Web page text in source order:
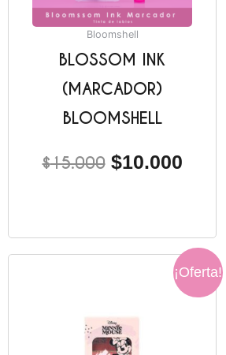
Bloomshell
BLOSSOM INK
(MARCADOR)
BLOOMSHELL
$15.000 $10.000
¡Oferta!
original
era:
El
precio